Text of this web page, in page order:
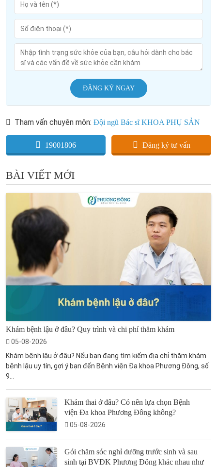
ĐĂNG KÝ NGAY
Tham vấn chuyên môn: Đội ngũ Bác sĩ KHOA PHỤ SẢN
19001806 Đăng ký tư vấn
BÀI VIẾT MỚI
Khám bệnh lậu ở đâu? Quy trình và chi phí thăm khám
05-08-2026
Khám bệnh lậu ở đâu? Nếu bạn đang tìm kiếm địa chỉ thăm khám
bệnh lậu uy tín, gợi ý bạn đến Bệnh viện Đa khoa Phương Đông, số
9...
Khám thai ở đâu? Có nên lựa chọn Bệnh
viện Đa khoa Phương Đông không?
05-08-2026
Gói chăm sóc nghỉ dưỡng trước sinh và sau
sinh tại BVĐK Phương Đông khác nhau như